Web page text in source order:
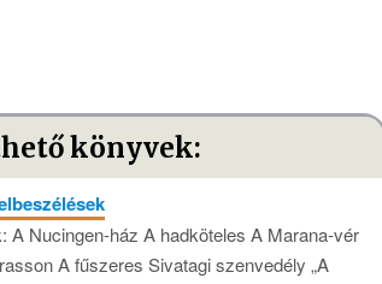
könyvek:
A Nucingen-ház A hadköteles A Marana-vér
A fűszeres Sivatagi szenvedély „A